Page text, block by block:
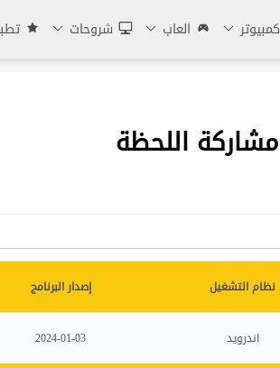
كمبيوتر العاب شروحات
نظام التشغيل إصدار البرنامج
اندرويد 2024-01-03